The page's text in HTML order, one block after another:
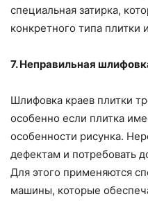
специальная затирка,
конкретного типа плитки
7. Неправильная
Шлифовка краев плитки
особенно если плитка
особенности рисунка.
дефектам и потребовать
Для этого применяются
машины, которые